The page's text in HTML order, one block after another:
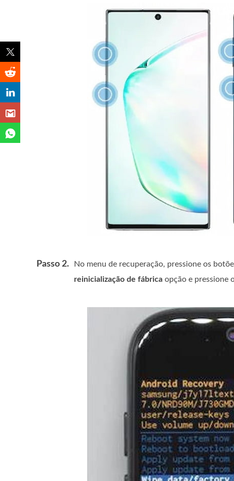
Passo 2. No menu de recuperação, pressione os
reinicialização de fábrica opção e pressione